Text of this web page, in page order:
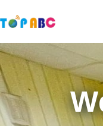
至
要
內
容